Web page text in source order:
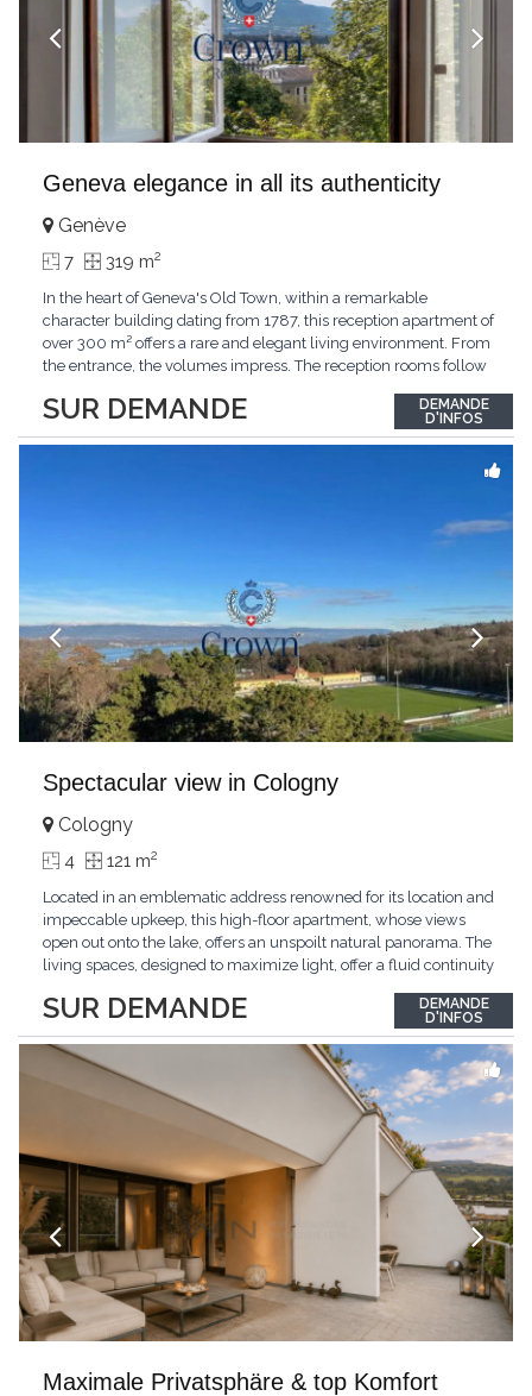
Geneva elegance in all its authenticity
SUR DEMANDE
Genève
7 319 m2
In the heart of Geneva's Old Town, within a remarkable
character building dating from 1787, this reception apartment of
over 300 m² offers a rare and elegant living environment. From
the entrance, the volumes impress. The reception rooms follow
period architecture. High ceilings, finely crafted stuccoes,
moldings, woodwork, old fireplaces,...
DEMANDE
D'INFOS
Spectacular view in Cologny
SUR DEMANDE
Cologny
4 121 m2
Located in an emblematic address renowned for its location and
impeccable upkeep, this high-floor apartment, whose views
open out onto the lake, offers an unspoilt natural panorama. The
living spaces, designed to maximize light, offer a fluid continuity
comprises two bedrooms, each with its own bathroom,
guaranteeing comfort and privacy. Private...
DEMANDE
D'INFOS
Maximale Privatsphäre & top Komfort